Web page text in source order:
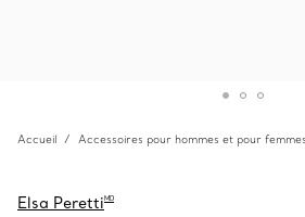
Accueil Accessoires pour hommes et pour femmes
Elsa PerettiMD